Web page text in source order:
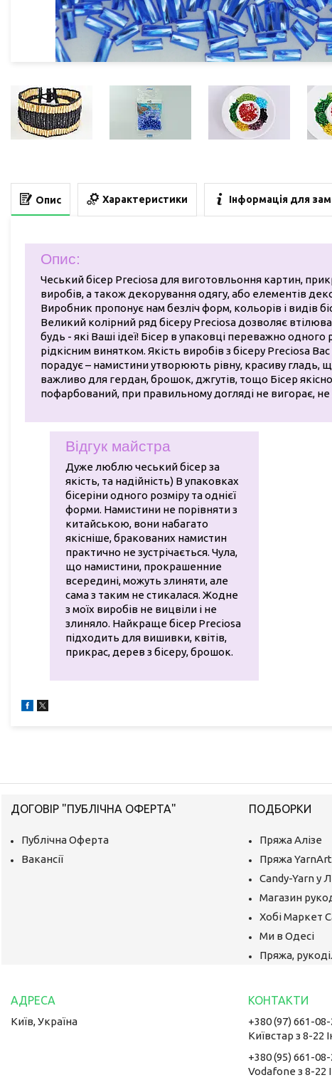
Опис Характеристики Інформація для
Опис:
Чеський бісер Preciosa для виготовльоння картин,
виробів, а також декорування одягу, або елементів
Виробник пропонує нам безліч форм, кольорів і видів
Великий колірний ряд бісеру Preciosa дозволяє
будь - які Ваші ідеї! Бісер в упаковці переважно одного
рідкісним винятком. Якість виробів з бісеру Preciosa
порадує – намистини утворюють рівну, красиву гладь,
важливо для гердан, брошок, джгутів, тощо Бісер якісно
пофарбований, при правильному догляді не вигорає, не
Відгук майстра
Дуже люблю чеський бісер за
якість, та надійність) В упаковках
бісеріни одного розміру та однієї
форми. Намистини не порівняти з
китайською, вони набагато
якісніше, бракованих намистин
практично не зустрічається. Чула,
що намистини, прокрашенние
всередині, можуть злиняти, але
сама з таким не стикалася. Жодне
з моїх виробів не вицвіли і не
злиняло. Найкраще бісер Preciosa
підходить для вишивки, квітів,
прикрас, дерев з бісеру, брошок.
ДОГОВІР "ПУБЛІЧНА ОФЕРТА"
Публічна Оферта
Вакансії
ПОДБОРКИ
Пряжа Алізе
Пряжа YarnArt
Candy-Yarn у
Магазин
Хобі Маркет
Ми в Одесі
Пряжа,
Київ, Україна
+380 (97) 661-08-
Київстар з 8-22
+380 (95) 661-08-
Vodafone з 8-22